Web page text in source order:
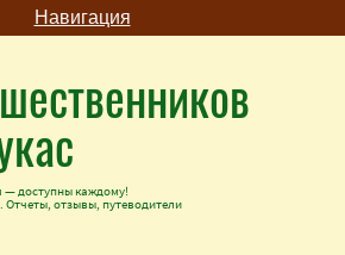
Навигация
— доступны каждому!
Отчеты, отзывы, путеводители